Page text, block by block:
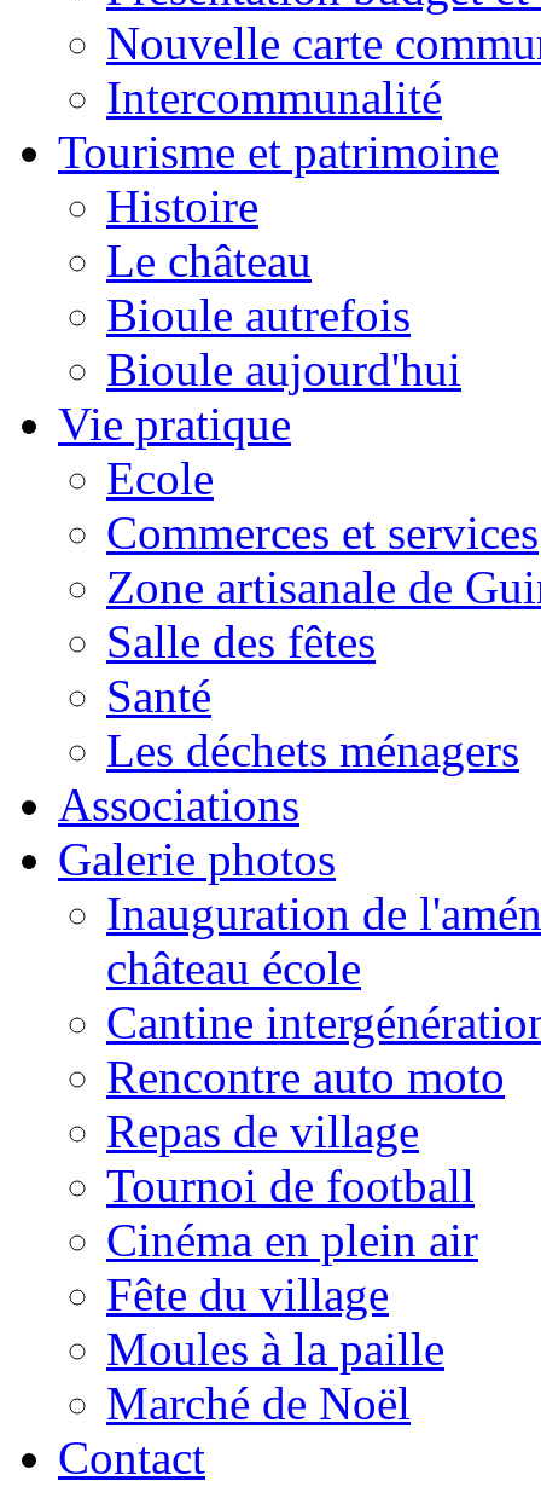
Nouvelle carte
Intercommunalité
Tourisme et patrimoine
Histoire
Le château
Bioule autrefois
Bioule aujourd'hui
Vie pratique
Ecole
Commerces et services
Zone artisanale de
Salle des fêtes
Santé
Les déchets ménagers
Associations
Galerie photos
Inauguration de
château école
Cantine
Rencontre auto moto
Repas de village
Tournoi de football
Cinéma en plein air
Fête du village
Moules à la paille
Marché de Noël
Contact